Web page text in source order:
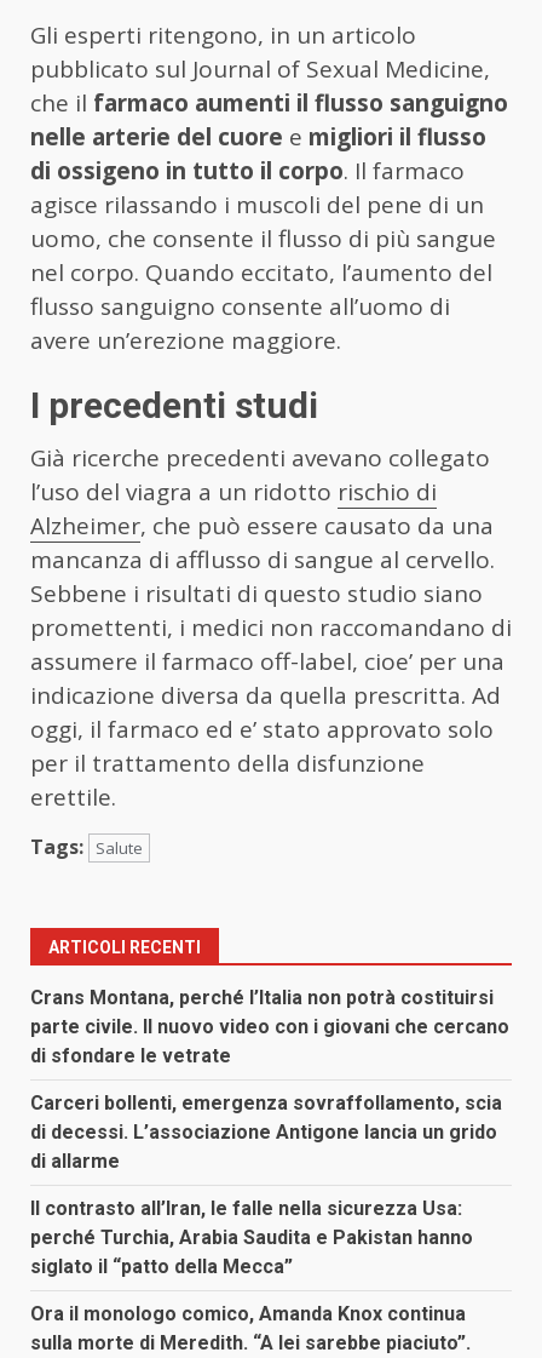
Gli esperti ritengono, in un articolo
pubblicato sul Journal of Sexual Medicine,
che il farmaco aumenti il flusso sanguigno
nelle arterie del cuore e migliori il flusso
di ossigeno in tutto il corpo. Il farmaco
agisce rilassando i muscoli del pene di un
uomo, che consente il flusso di più sangue
nel corpo. Quando eccitato, l’aumento del
flusso sanguigno consente all’uomo di
avere un’erezione maggiore.
I precedenti studi
Già ricerche precedenti avevano collegato
l’uso del viagra a un ridotto rischio di
Alzheimer, che può essere causato da una
mancanza di afflusso di sangue al cervello.
Sebbene i risultati di questo studio siano
promettenti, i medici non raccomandano di
assumere il farmaco off-label, cioe’ per una
indicazione diversa da quella prescritta. Ad
oggi, il farmaco ed e’ stato approvato solo
per il trattamento della disfunzione
erettile.
Tags: Salute
ARTICOLI RECENTI
Crans Montana, perché l’Italia non potrà costituirsi
parte civile. Il nuovo video con i giovani che cercano
di sfondare le vetrate
Carceri bollenti, emergenza sovraffollamento, scia
di decessi. L’associazione Antigone lancia un grido
di allarme
Il contrasto all’Iran, le falle nella sicurezza Usa:
perché Turchia, Arabia Saudita e Pakistan hanno
siglato il “patto della Mecca”
Ora il monologo comico, Amanda Knox continua
sulla morte di Meredith. “A lei sarebbe piaciuto”.